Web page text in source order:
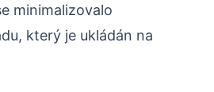
minimalizovalo
který je ukládán na